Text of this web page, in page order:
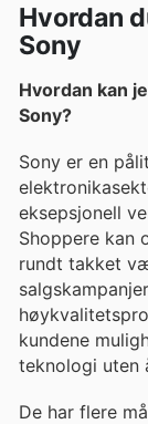
Hvordan
Sony
Hvordan kan
Sony?
Sony er en
eksepsjonell
Shoppere kan
rundt takket
kundene
teknologi uten
De har flere